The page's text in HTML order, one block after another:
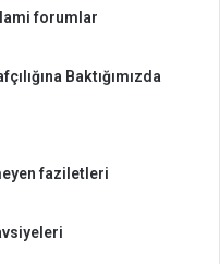
forumlar
Baktığımızda
faziletleri